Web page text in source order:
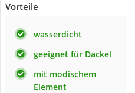
Vorteile
wasserdicht
geeignet für Dackel
mit modischem
Element